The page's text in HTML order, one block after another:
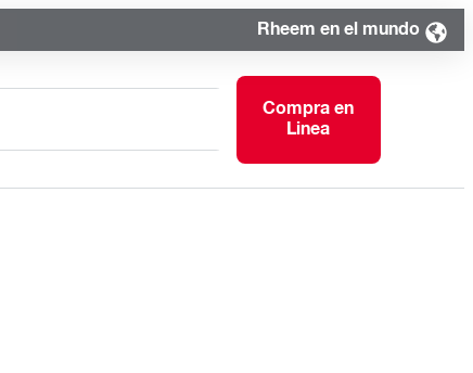
Rheem en el mundo
Compra en
Linea